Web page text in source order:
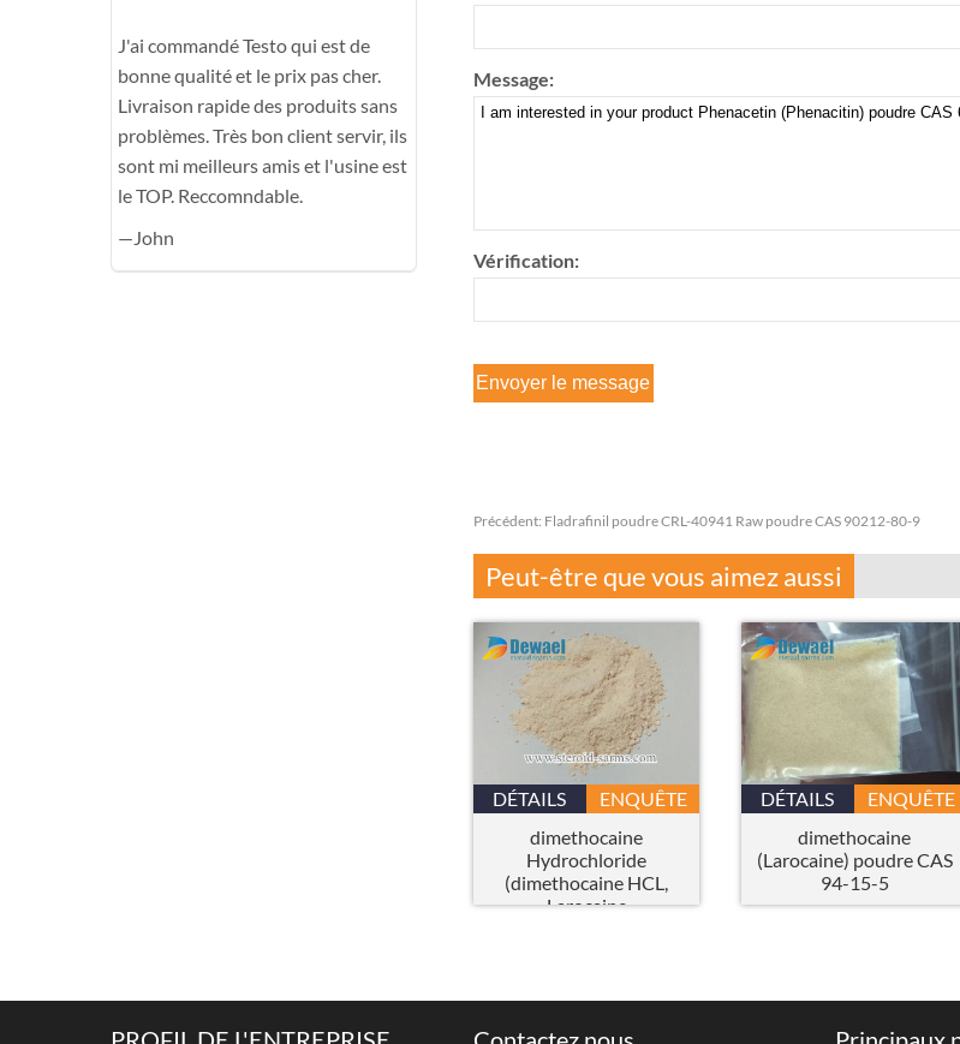
Message:
Vérification:
Précédent: Fladrafinil poudre CRL-40941 Raw poudre CAS 90212-80-9
Peut-être que vous aimez aussi
DÉTAILS
ENQUÊTE
dimethocaine
Hydrochloride
(dimethocaine HCL,
Larocaine
DÉTAILS
ENQUÊTE
dimethocaine
(Larocaine) poudre CAS
94-15-5
J'ai commandé Testo qui est de
bonne qualité et le prix pas cher.
Livraison rapide des produits sans
problèmes. Très bon client servir, ils
sont mi meilleurs amis et l'usine est
le TOP. Reccomndable.
—John